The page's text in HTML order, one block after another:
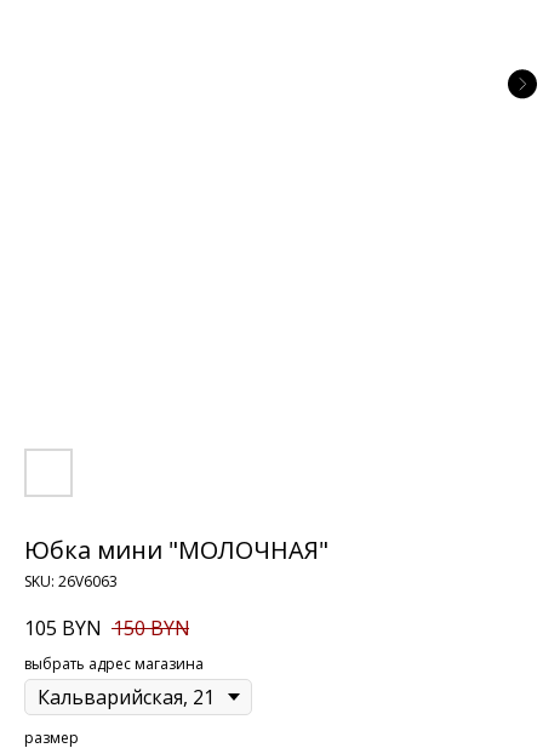
Юбка мини "МОЛОЧНАЯ"
SKU: 26V6063
105 BYN 150BYN
выбрать адрес магазина
размер